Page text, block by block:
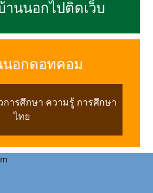
านนอกไปติดเว็บ
นอกดอทคอม
การศึกษา ความรู้ การศึกษา
ไทย